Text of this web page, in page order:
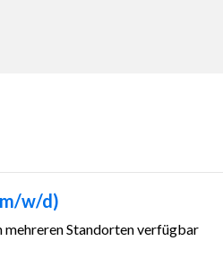
w/d)
mehreren Standorten verfügbar